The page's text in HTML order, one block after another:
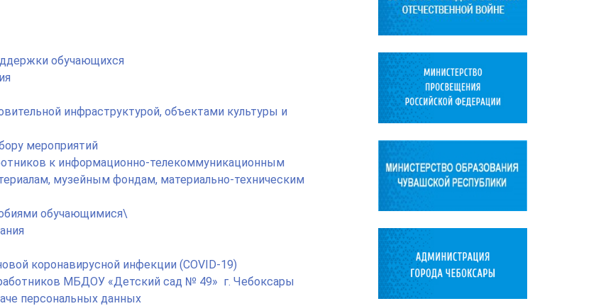
обучающихся
инфраструктурой, объектами культуры и
мероприятий
к информационно-телекоммуникационным
музейным фондам, материально-техническим
обучающимися\
коронавирусной инфекции (COVID-19)
МБДОУ «Детский сад № 49» г. Чебоксары
персональных данных